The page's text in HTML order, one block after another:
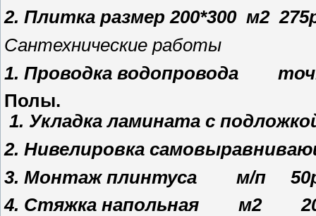
2. Плитка размер 200*300 м2
Сантехнические работы
1. Проводка водопровода
Полы.
1. Укладка ламината с
2. Нивелировка
3. Монтаж плинтуса м/п
4. Стяжка напольная м2